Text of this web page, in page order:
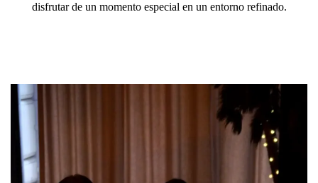
disfrutar de un momento especial en un entorno refinado.